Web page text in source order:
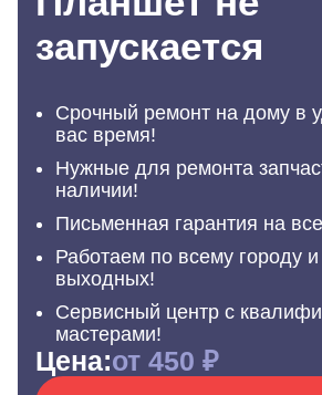
запускается
Срочный ремонт на дому в
вас время!
Нужные для ремонта
наличии!
Письменная гарантия на
Работаем по всему городу
выходных!
Сервисный центр с
мастерами!
Цена:от 450 ₽